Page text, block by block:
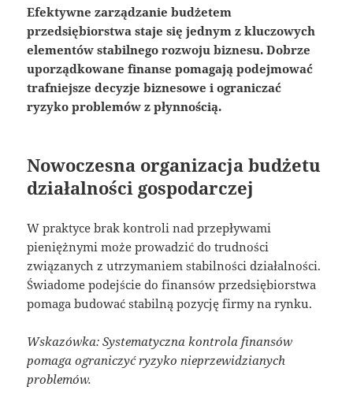
Efektywne zarządzanie budżetem
przedsiębiorstwa staje się jednym z kluczowych
elementów stabilnego rozwoju biznesu. Dobrze
uporządkowane finanse pomagają podejmować
trafniejsze decyzje biznesowe i ograniczać
ryzyko problemów z płynnością.
Nowoczesna organizacja budżetu
działalności gospodarczej
W praktyce brak kontroli nad przepływami
pieniężnymi może prowadzić do trudności
związanych z utrzymaniem stabilności działalności.
Świadome podejście do finansów przedsiębiorstwa
pomaga budować stabilną pozycję firmy na rynku.
Wskazówka: Systematyczna kontrola finansów
pomaga ograniczyć ryzyko nieprzewidzianych
problemów.